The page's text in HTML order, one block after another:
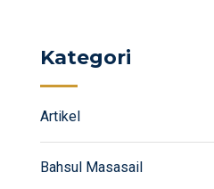
Kategori
Artikel
Bahsul Masasail